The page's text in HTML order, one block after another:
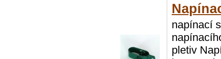
napínací
pletiv